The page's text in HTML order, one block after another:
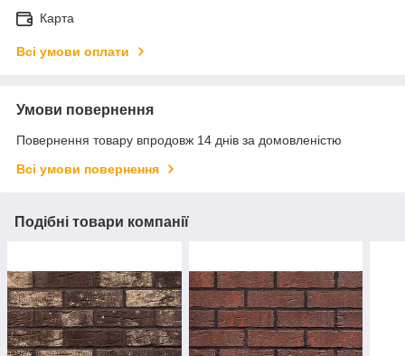
Карта
Всі умови оплати
Умови повернення
Повернення товару впродовж 14 днів за домовленістю
Всі умови повернення
Подібні товари компанії